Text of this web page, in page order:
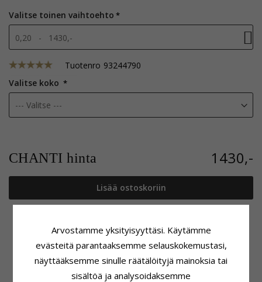
Valitse toinen vaihtoehto
0,20 - 1430,-
Tuotenro 93244790
Valitse koko
CHANTI hinta 1430,-
Lisää ostoskoriin
Sormus:Solitaire-Sormus
Lukumäärä:1
Hionta:Briljanttihiottu
Arvostamme yksityisyyttäsi. Käytämme
evästeitä parantaaksemme selauskokemustasi,
näyttääksemme sinulle räätälöityjä mainoksia tai
sisältöä ja analysoidaksemme